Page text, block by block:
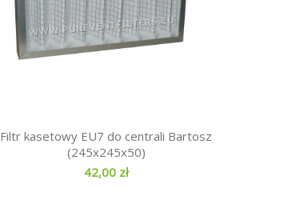
Filtr kasetowy EU7 do centrali Bartosz
(245x245x50)
42,00 zł